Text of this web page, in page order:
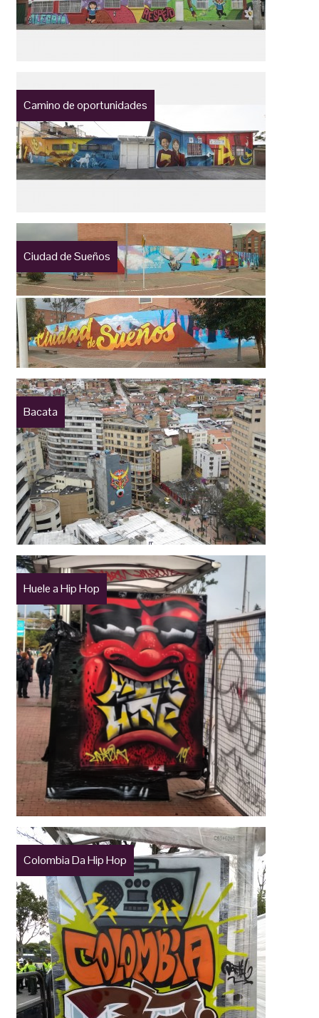
Camino de oportunidades
Ciudad de Sueños
Bacata
Huele a Hip Hop
Colombia Da Hip Hop